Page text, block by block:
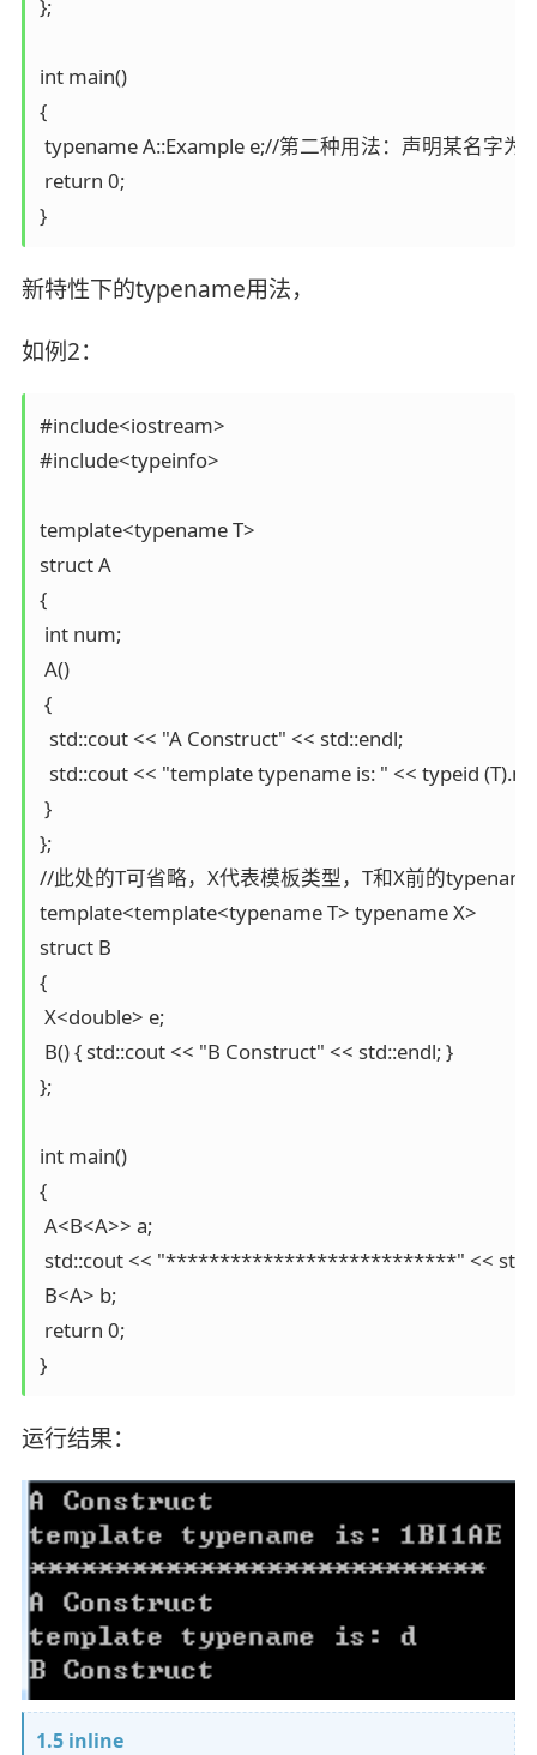
};
int main()
{
typename A::Example e;//第二种用法：声明某名字为
return 0;
}
新特性下的typename用法，
如例2：
#include<iostream>
#include<typeinfo>
template<typename T>
struct A
{
int num;
A()
{
  std::cout << "A Construct" << std::endl;
std::cout << "template typename is: " << typeid
}
};
//此处的T可省略，X代表模板类型，T和X前的
template<template<typename T> typename X>
struct B
{
X<double> e;
B() { std::cout << "B Construct" << std::endl; }
};
int main()
{
A<B<A>> a;
std::cout << "***************************" <<
B<A> b;
return 0;
}
运行结果：
1.5 inline